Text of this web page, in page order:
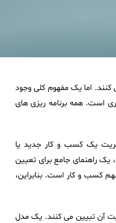
اما یک مفهوم کلی وجود
است. همه برنامه ریزی های
یک کسب و کار جدید یا
راهنمای جامع برای تعیین
مهم کسب و کار است. بنابراین،
آن تبیین می کنند. یک مدل